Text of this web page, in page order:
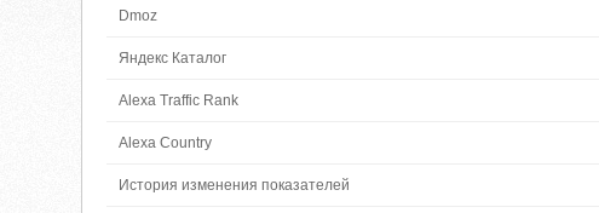
Dmoz
Яндекс Каталог
Alexa Traffic Rank
Alexa Country
История изменения показателей